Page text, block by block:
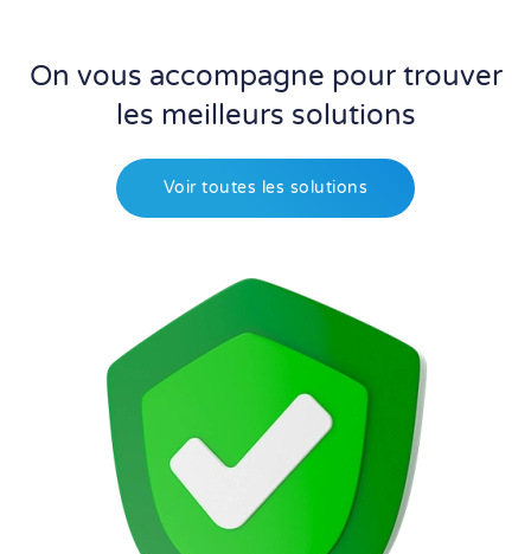
On vous accompagne pour trouver
les meilleurs solutions
Voir toutes les solutions